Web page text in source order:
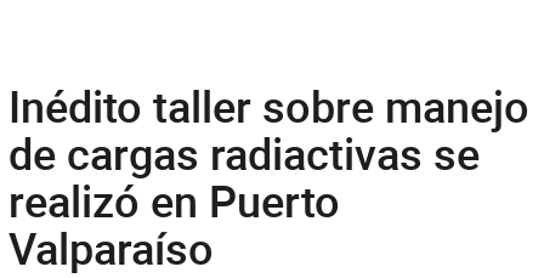
Inédito taller sobre manejo
de cargas radiactivas se
realizó en Puerto
Valparaíso